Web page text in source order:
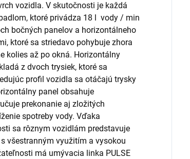
vozidla. V skutočnosti je každá
ktoré privádza 18 l vody / min
bočných panelov a horizontálneho
ktoré sa striedavo pohybuje zhora
kolies až po okná. Horizontálny
z dvoch trysiek, ktoré sa
profil vozidla sa otáčajú trysky
panel obsahuje
prekonanie aj zložitých
spotreby vody. Vďaka
sa rôznym vozidlám predstavuje
všestranným využitím a vysokou
má umývacia linka PULSE